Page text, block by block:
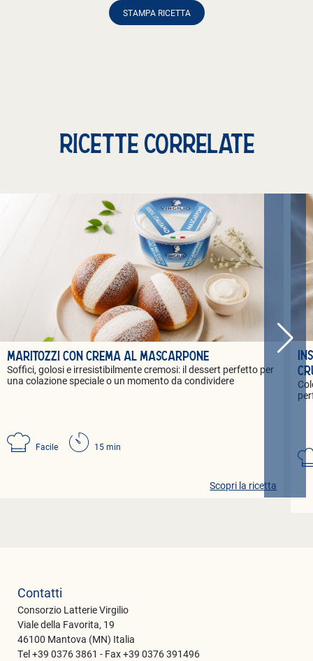
STAMPA RICETTA
RICETTE CORRELATE
MARITOZZI CON CREMA AL MASCARPONE
Soffici, golosi e irresistibilmente cremosi: il dessert perfetto per
una colazione speciale o un momento da condividere
Facile 15 min
Scopri la ricetta
Contatti
Consorzio Latterie Virgilio
Viale della Favorita, 19
46100 Mantova (MN) Italia
Tel +39 0376 3861 - Fax +39 0376 391496